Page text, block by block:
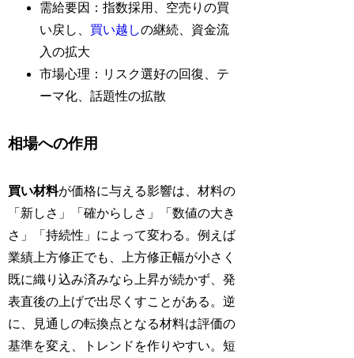
需給要因：指数採用、空売りの買
い戻し、 買い越しの継続、資金流
入の拡大
市場心理：リスク選好の回復、テ
ーマ化、話題性の拡散
相場への作用
買い材料が価格に与える影響は、材料の
「新しさ」「確からしさ」「数値の大き
さ」「持続性」によって変わる。例えば
業績上方修正でも、上方修正幅が小さく
既に織り込み済みなら上昇が続かず、発
表直後の上げで出尽くすことがある。逆
に、見通しの転換点となる材料は評価の
基準を変え、トレンドを作りやすい。短